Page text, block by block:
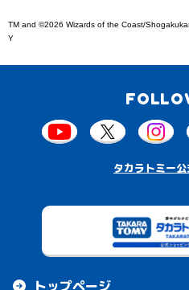
TM and ©2026 Wizards of the Coast/
Y
タカラトミー
トップページ